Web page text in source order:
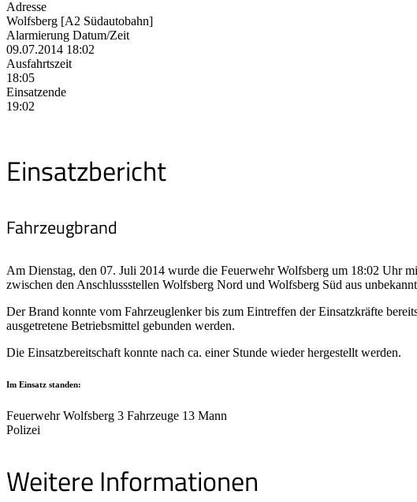
Adresse
Wolfsberg [A2 Südautobahn]
Alarmierung Datum/Zeit
09.07.2014 18:02
Ausfahrtszeit
18:05
Einsatzende
19:02
Einsatzbericht
Fahrzeugbrand
Am Dienstag, den 07. Juli 2014 wurde die Feuerwehr Wolfsberg um 18:02 Uhr
zwischen den Anschlussstellen Wolfsberg Nord und Wolfsberg Süd aus
Der Brand konnte vom Fahrzeuglenker bis zum Eintreffen der Einsatzkräfte
ausgetretene Betriebsmittel gebunden werden.
Die Einsatzbereitschaft konnte nach ca. einer Stunde wieder hergestellt werden.
Im Einsatz standen:
Feuerwehr Wolfsberg 3 Fahrzeuge 13 Mann
Polizei
Weitere Informationen